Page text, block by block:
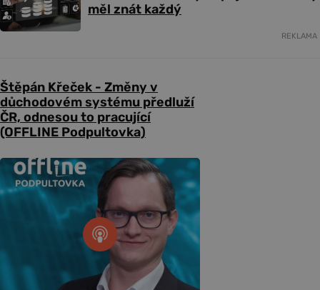
měl znát každý
REKLAMA
Štěpán Křeček - Změny v
důchodovém systému předluží
ČR, odnesou to pracující
(OFFLINE Podpultovka)